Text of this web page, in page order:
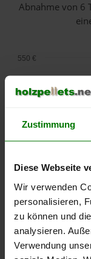
Zustimmung
Diese Webseite
Wir verwenden
personalisieren,
zu können und
analysieren.
Verwendung
Abnahmevon 6
September
2025
250 €
350 €
400 €
500 €
550 €